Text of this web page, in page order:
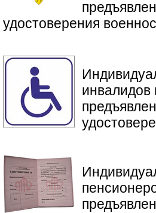
удостоверения
инвалидов